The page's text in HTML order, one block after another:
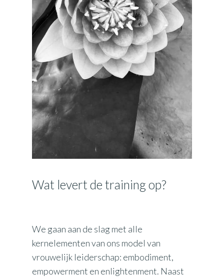
Wat levert de training op?
We gaan aan de slag met alle
kernelementen van ons model van
vrouwelijk leiderschap: embodiment,
empowerment en enlightenment. Naast